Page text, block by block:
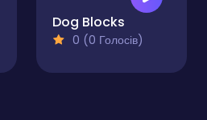
Dog Blocks
0 (0 Голосів)